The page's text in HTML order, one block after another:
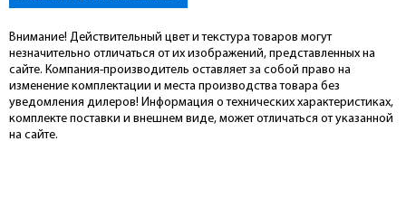
Внимание! Действительный цвет и текстура товаров могут
незначительно отличаться от их изображений, представленных на
сайте. Компания-производитель оставляет за собой право на
изменение комплектации и места производства товара без
уведомления дилеров! Информация о технических характеристиках,
комплекте поставки и внешнем виде, может отличаться от указанной
на сайте.